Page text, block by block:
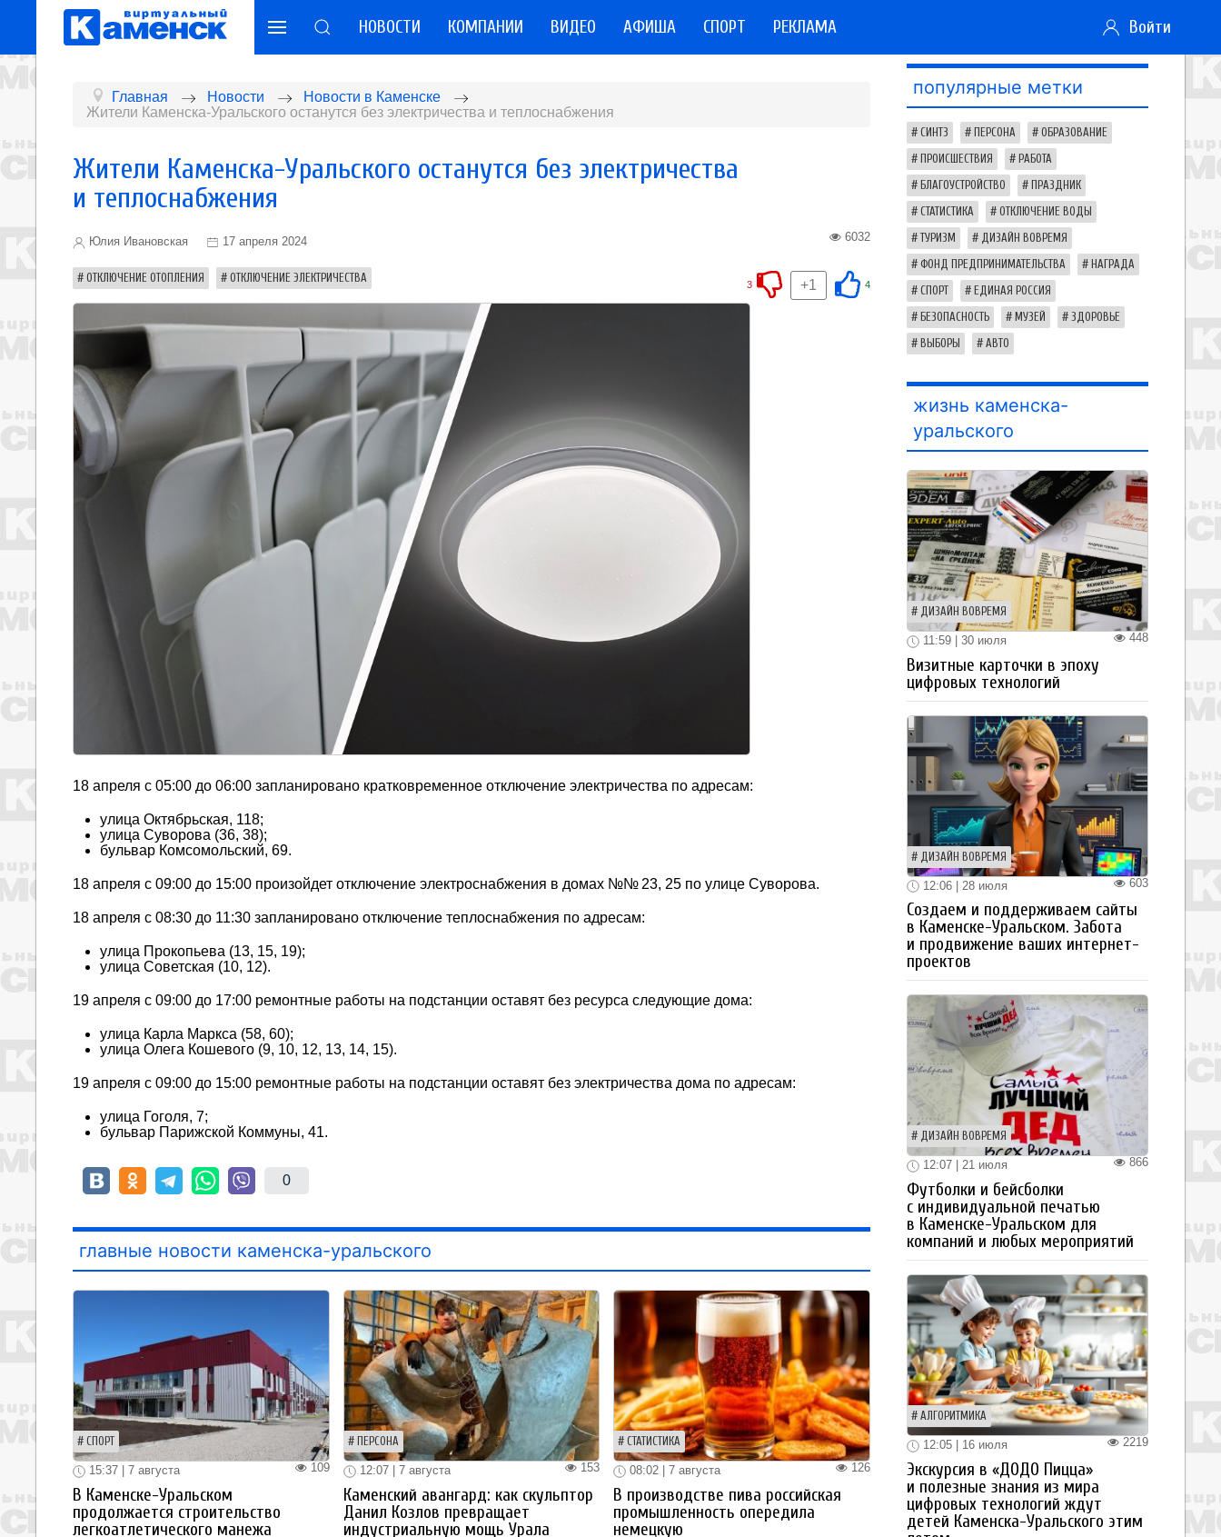
НОВОСТИ КОМПАНИИ ВИДЕО АФИША СПОРТ РЕКЛАМА Войти
Главная Новости
Новости в Каменске
Жители Каменска-Уральского останутся без электричества и теплоснабжения
Жители Каменска-Уральского останутся без электричества
и теплоснабжения
Юлия Ивановская 17 апреля 2024 6032
ОТКЛЮЧЕНИЕ ОТОПЛЕНИЯ ОТКЛЮЧЕНИЕ ЭЛЕКТРИЧЕСТВА 4
+1
3
18 апреля с 05:00 до 06:00 запланировано кратковременное отключение электричества по адресам:
улица Октябрьская, 118;
улица Суворова (36, 38);
бульвар Комсомольский, 69.
18 апреля с 09:00 до 15:00 произойдет отключение электроснабжения в домах №№ 23, 25 по улице Суворова.
18 апреля с 08:30 до 11:30 запланировано отключение теплоснабжения по адресам:
улица Прокопьева (13, 15, 19);
улица Советская (10, 12).
19 апреля с 09:00 до 17:00 ремонтные работы на подстанции оставят без ресурса следующие дома:
улица Карла Маркса (58, 60);
улица Олега Кошевого (9, 10, 12, 13, 14, 15).
19 апреля с 09:00 до 15:00 ремонтные работы на подстанции оставят без электричества дома по адресам:
улица Гоголя, 7;
бульвар Парижской Коммуны, 41.
0
главные новости каменска-уральского
СПОРТ
109
15:37 | 7 августа
В Каменске-Уральском
продолжается строительство
легкоатлетического манежа
ПЕРСОНА
153
12:07 | 7 августа
Каменский авангард: как скульптор
Данил Козлов превращает
индустриальную мощь Урала
СТАТИСТИКА
126
08:02 | 7 августа
В производстве пива российская
промышленность опередила
немецкую
популярные метки
СИНТЗ ПЕРСОНА ОБРАЗОВАНИЕ
ПРОИСШЕСТВИЯ РАБОТА
БЛАГОУСТРОЙСТВО ПРАЗДНИК
СТАТИСТИКА ОТКЛЮЧЕНИЕ ВОДЫ
ТУРИЗМ ДИЗАЙН ВОВРЕМЯ
ФОНД ПРЕДПРИНИМАТЕЛЬСТВА НАГРАДА
СПОРТ ЕДИНАЯ РОССИЯ
БЕЗОПАСНОСТЬ МУЗЕЙ ЗДОРОВЬЕ
ВЫБОРЫ АВТО
жизнь каменска-
уральского
ДИЗАЙН ВОВРЕМЯ
448
11:59 | 30 июля
Визитные карточки в эпоху
цифровых технологий
ДИЗАЙН ВОВРЕМЯ
603
12:06 | 28 июля
Создаем и поддерживаем сайты
в Каменске-Уральском. Забота
и продвижение ваших интернет-
проектов
ДИЗАЙН ВОВРЕМЯ
866
12:07 | 21 июля
Футболки и бейсболки
с индивидуальной печатью
в Каменске-Уральском для
компаний и любых мероприятий
АЛГОРИТМИКА
2219
12:05 | 16 июля
Экскурсия в «ДОДО Пицца»
и полезные знания из мира
цифровых технологий ждут
детей Каменска-Уральского этим